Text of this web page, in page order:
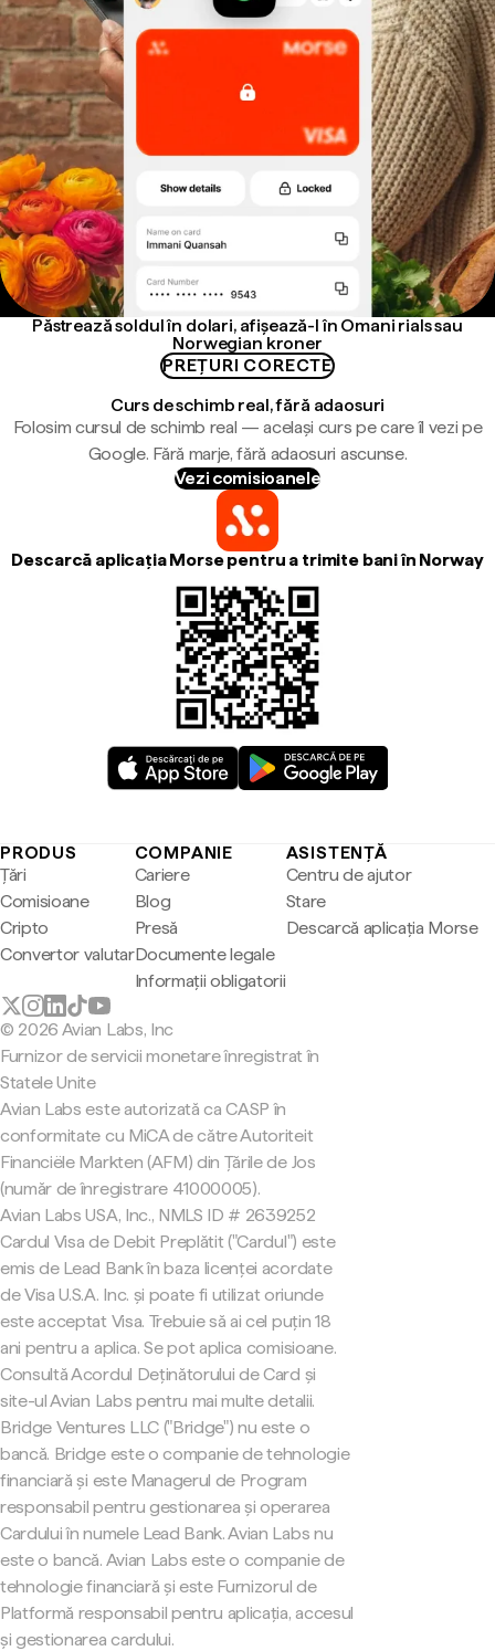
Păstrează soldul în dolari, afișează-l în Omani rials sau
Norwegian kroner
PREȚURI CORECTE
Curs de schimb real, fără adaosuri
Folosim cursul de schimb real — același curs pe care îl vezi pe
Google. Fără marje, fără adaosuri ascunse.
Vezi comisioanele
Descarcă aplicația Morse pentru a trimite bani în Norway
PRODUS
Țări
Comisioane
Cripto
Convertor valutar
COMPANIE
Cariere
Blog
Presă
Documente legale
Informații obligatorii
ASISTENȚĂ
Centru de ajutor
Stare
Descarcă aplicația Morse
© 2026 Avian Labs, Inc
Furnizor de servicii monetare înregistrat în
Statele Unite
Avian Labs este autorizată ca CASP în
conformitate cu MiCA de către Autoriteit
Financiële Markten (AFM) din Țările de Jos
(număr de înregistrare 41000005).
Avian Labs USA, Inc., NMLS ID # 2639252
Cardul Visa de Debit Preplătit ("Cardul") este
emis de Lead Bank în baza licenței acordate
de Visa U.S.A. Inc. și poate fi utilizat oriunde
este acceptat Visa. Trebuie să ai cel puțin 18
ani pentru a aplica. Se pot aplica comisioane.
Consultă Acordul Deținătorului de Card și
site-ul Avian Labs pentru mai multe detalii.
Bridge Ventures LLC ("Bridge") nu este o
bancă. Bridge este o companie de tehnologie
financiară și este Managerul de Program
responsabil pentru gestionarea și operarea
Cardului în numele Lead Bank. Avian Labs nu
este o bancă. Avian Labs este o companie de
tehnologie financiară și este Furnizorul de
Platformă responsabil pentru aplicația, accesul
și gestionarea cardului.